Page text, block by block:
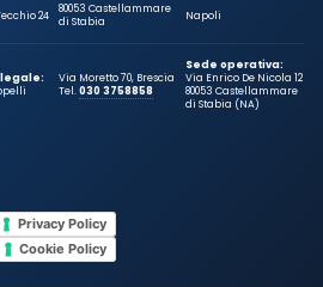
24
80053 Castellammare
di Stabia
Napoli
Via Moretto 70, Brescia
Tel.030 3758858
Sede operativa:
Via Enrico De Nicola 12
80053 Castellammare
di Stabia (NA)
Privacy Policy
Cookie Policy